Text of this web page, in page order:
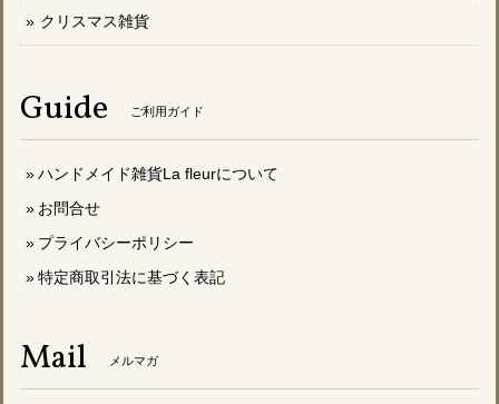
クリスマス雑貨
Guide ご利用ガイド
ハンドメイド雑貨La fleurについて
お問合せ
プライバシーポリシー
特定商取引法に基づく表記
Mail メルマガ